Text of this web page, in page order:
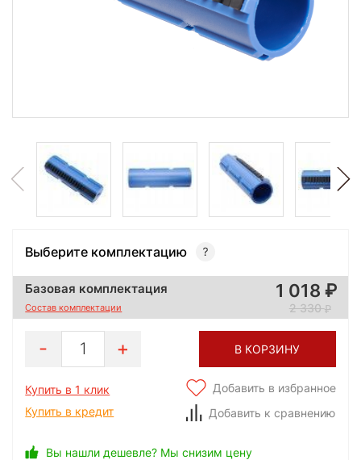
Выберите комплектацию
Базовая комплектация
Состав комплектации
1 018
2 330
1 В КОРЗИНУ
Купить в 1 клик
Купить в кредит
Добавить в избранное
Добавить к сравнению
Вы нашли дешевле? Мы снизим цену